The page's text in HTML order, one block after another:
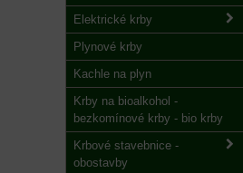
Elektrické krby
Plynové krby
Kachle na plyn
Krby na bioalkohol -
bezkomínové krby - bio krby
Krbové stavebnice -
obostavby